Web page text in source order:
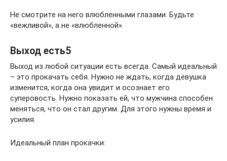
Не смотрите на него влюбленными глазами. Будьте
«вежливой», а не «влюбленной».
Выход есть5
Выход из любой ситуации есть всегда. Самый идеальный
– это прокачать себя. Нужно не ждать, когда девушка
изменится, когда она увидит и осознает его
суперовость. Нужно показать ей, что мужчина способен
меняться, что он стал другим. Для этого нужны время и
усилия.
Идеальный план прокачки: